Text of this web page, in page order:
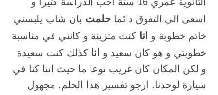
اسعى الى التفوق دائما حلمت بان شاب يلبسني
خاتم خطوبة و
انا كنت متزينة و كانني في مناسبة
خطوبتي و هو كان سعيد و
انا كذلك كنت سعيدة
و لكن المكان كان غريب نوعا ما حيث اننا كنا في
سيارة لوحدنا. ارجو تفسير هذا الحلم. مجهول